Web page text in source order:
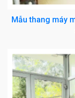
Mẫu thang máy